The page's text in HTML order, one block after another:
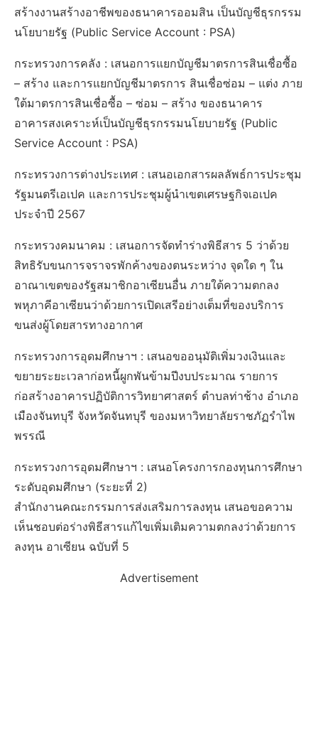
สร้างงานสร้างอาชีพของธนาคารออมสิน เป็นบัญชีธุรกรรม
นโยบายรัฐ (Public Service Account : PSA)
กระทรวงการคลัง : เสนอการแยกบัญชีมาตรการสินเชื่อซื้อ
– สร้าง และการแยกบัญชีมาตรการ สินเชื่อซ่อม – แต่ง ภาย
ใต้มาตรการสินเชื่อซื้อ – ซ่อม – สร้าง ของธนาคาร
อาคารสงเคราะห์เป็นบัญชีธุรกรรมนโยบายรัฐ (Public
Service Account : PSA)
กระทรวงการต่างประเทศ : เสนอเอกสารผลลัพธ์การประชุม
รัฐมนตรีเอเปค และการประชุมผู้นำเขตเศรษฐกิจเอเปค
ประจำปี 2567
กระทรวงคมนาคม : เสนอการจัดทำร่างพิธีสาร 5 ว่าด้วย
สิทธิรับขนการจราจรพักค้างของตนระหว่าง จุดใด ๆ ใน
อาณาเขตของรัฐสมาชิกอาเซียนอื่น ภายใต้ความตกลง
พหุภาคีอาเซียนว่าด้วยการเปิดเสรีอย่างเต็มที่ของบริการ
ขนส่งผู้โดยสารทางอากาศ
กระทรวงการอุดมศึกษาฯ : เสนอขออนุมัติเพิ่มวงเงินและ
ขยายระยะเวลาก่อหนี้ผูกพันข้ามปีงบประมาณ รายการ
ก่อสร้างอาคารปฏิบัติการวิทยาศาสตร์ ตำบลท่าช้าง อำเภอ
เมืองจันทบุรี จังหวัดจันทบุรี ของมหาวิทยาลัยราชภัฏรำไพ
พรรณี
กระทรวงการอุดมศึกษาฯ : เสนอโครงการกองทุนการศึกษา
ระดับอุดมศึกษา (ระยะที่ 2)
สำนักงานคณะกรรมการส่งเสริมการลงทุน เสนอขอความ
เห็นชอบต่อร่างพิธีสารแก้ไขเพิ่มเติมความตกลงว่าด้วยการ
ลงทุน อาเซียน ฉบับที่ 5
Advertisement